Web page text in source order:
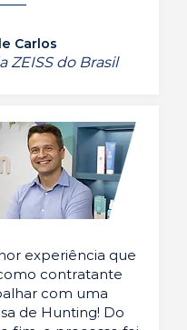
Carlos
ZEISS do Brasil
experiência que
contratante
com uma
de Hunting! Do